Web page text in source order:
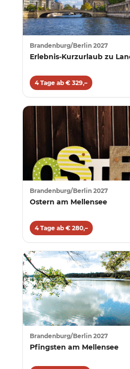
Brandenburg/Berlin 2027
Erlebnis-Kurzurlaub zu
4 Tage ab € 329,–
Brandenburg/Berlin 2027
Ostern am Mellensee
4 Tage ab € 280,–
Brandenburg/Berlin 2027
Pfingsten am Mellensee